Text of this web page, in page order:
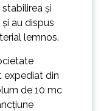
și
au dispus
lemnos.
din
de 10 mc